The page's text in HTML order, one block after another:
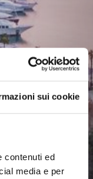
sui cookie
contenuti ed
media e per